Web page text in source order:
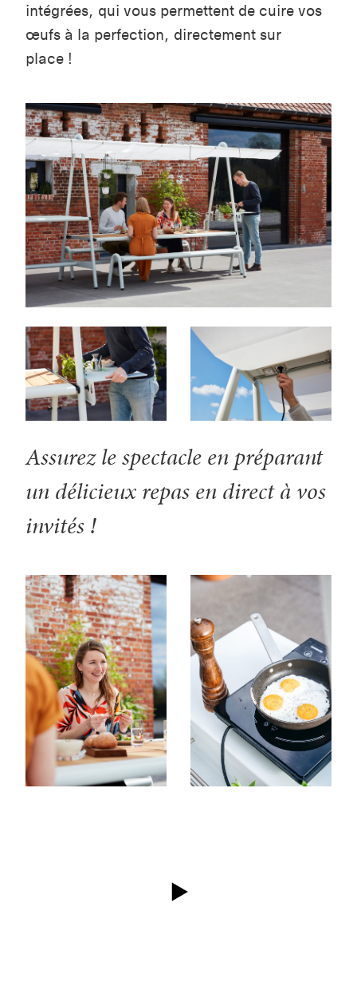
intégrées, qui vous permettent de cuire vos
œufs à la perfection, directement sur
place !
Assurez le spectacle en préparant
un délicieux repas en direct à vos
invités !